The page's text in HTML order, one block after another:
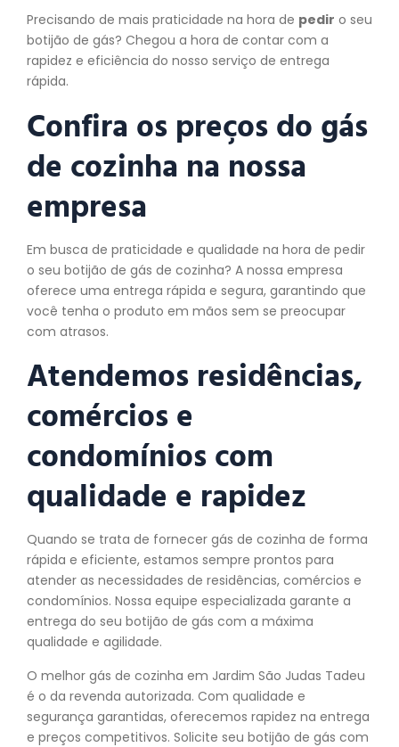
Precisando de mais praticidade na hora de pedir o seu
botijão de gás? Chegou a hora de contar com a
rapidez e eficiência do nosso serviço de entrega
rápida.
Confira os preços do gás
de cozinha na nossa
empresa
Em busca de praticidade e qualidade na hora de pedir
o seu botijão de gás de cozinha? A nossa empresa
oferece uma entrega rápida e segura, garantindo que
você tenha o produto em mãos sem se preocupar
com atrasos.
Atendemos residências,
comércios e
condomínios com
qualidade e rapidez
Quando se trata de fornecer gás de cozinha de forma
rápida e eficiente, estamos sempre prontos para
atender as necessidades de residências, comércios e
condomínios. Nossa equipe especializada garante a
entrega do seu botijão de gás com a máxima
qualidade e agilidade.
O melhor gás de cozinha em Jardim São Judas Tadeu
é o da revenda autorizada. Com qualidade e
segurança garantidas, oferecemos rapidez na entrega
e preços competitivos. Solicite seu botijão de gás com